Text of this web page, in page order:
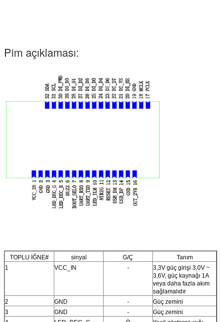
Pim açıklaması:
TOPLU İĞNE# sinyal G/Ç
Tanım
1
VCC_IN -
3,3V güç girişi 3,0V ~
3,6V, güç kaynağı 1A
veya daha fazla akım
sağlamalıdır
2
GND -
Güç zemini
3
GND -
Güç zemini